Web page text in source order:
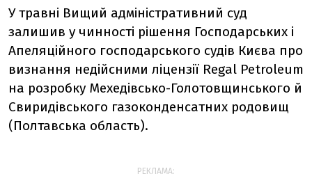
У травні Вищий адміністративний суд
залишив у чинності рішення Господарських і
Апеляційного господарського судів Києва про
визнання недійсними ліцензії Regal Petroleum
на розробку Мехедівсько-Голотовщинського й
Свиридівського газоконденсатних родовищ
(Полтавська область).
РЕКЛАМА: